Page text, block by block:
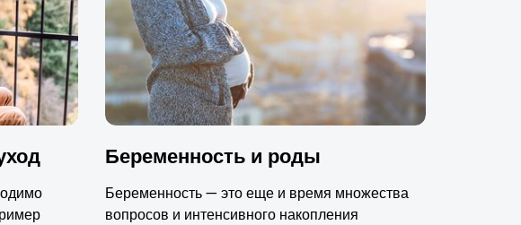
Беременность и роды
Беременность — это еще и время множества
вопросов и интенсивного накопления